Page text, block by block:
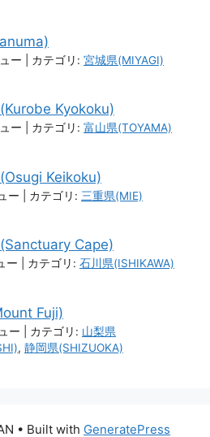
ー カテゴリ: 宮城県(MIYAGI)
Kyokoku)
ー カテゴリ: 富山県(TOYAMA)
Keikoku)
ー カテゴリ: 三重県(MIE)
Cape)
ー カテゴリ: 石川県(ISHIKAWA)
Fuji)
ー カテゴリ: 山梨県
, 静岡県(SHIZUOKA)
• Built with GeneratePress